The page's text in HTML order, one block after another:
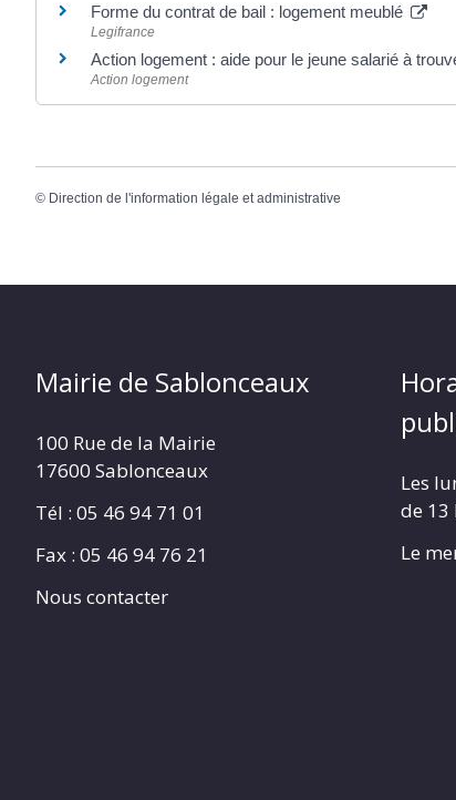
Forme du contrat de bail : logement meublé
Legifrance
Action logement : aide pour le jeune salarié à
Action logement
© Direction de l'information légale et administrative
Mairie de Sablonceaux
100 Rue de la Mairie
17600 Sablonceaux
Tél : 05 46 94 71 01
Fax : 05 46 94 76 21
Nous contacter
Les
de 13
Le